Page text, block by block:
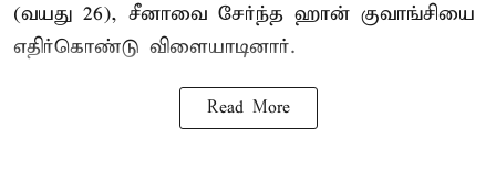
(வயது 26), சீனாவை சேர்ந்த ஹான் குவாங்சியை
எதிர்கொண்டு விளையாடினார்.
Read More